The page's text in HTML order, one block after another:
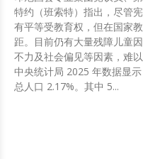
特约（班索特）指出，尽管
有平等受教育权，但在国家
距。目前仍有大量残障儿童
不力及社会偏见等因素，难
中央统计局 2025 年数据显
总人口 2.17%。其中 5...